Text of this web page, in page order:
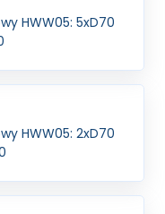
HWW05: 5xD70
HWW05: 2xD70